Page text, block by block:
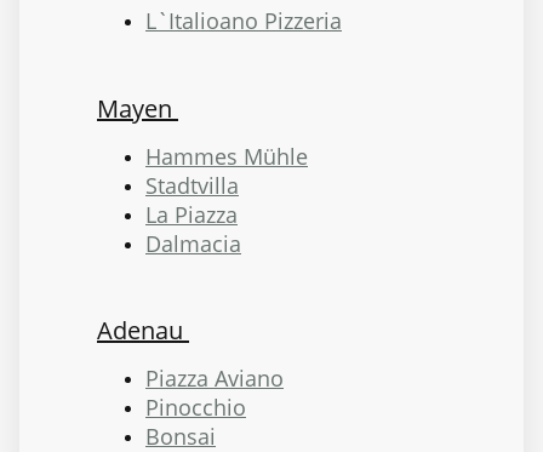
L`Italioano Pizzeria
Mayen
Hammes Mühle
Stadtvilla
La Piazza
Dalmacia
Adenau
Piazza Aviano
Pinocchio
Bonsai